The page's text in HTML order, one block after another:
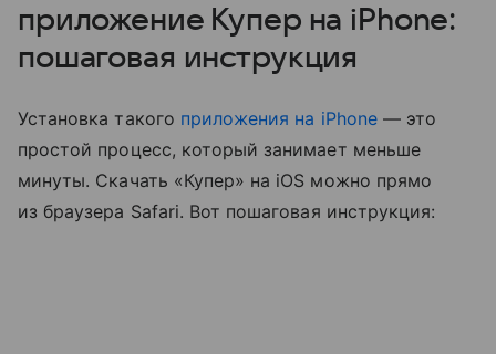
приложение Купер на iPhone:
пошаговая инструкция
Установка такого приложения на iPhone— это
простой процесс, который занимает меньше
минуты. Скачать «Купер» на iOS можно прямо
из браузера Safari. Вот пошаговая инструкция: